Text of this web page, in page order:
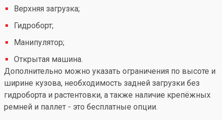
Верхняя загрузка;
Гидроборт;
Манипулятор;
Открытая машина.
Дополнительно можно указать ограничения по высоте и
ширине кузова, необходимость задней загрузки без
гидроборта и растентовки, а также наличие крепёжных
ремней и паллет - это бесплатные опции.